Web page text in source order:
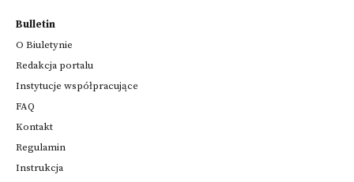
Bulletin
O Biuletynie
Redakcja portalu
Instytucje współpracujące
FAQ
Kontakt
Regulamin
Instrukcja